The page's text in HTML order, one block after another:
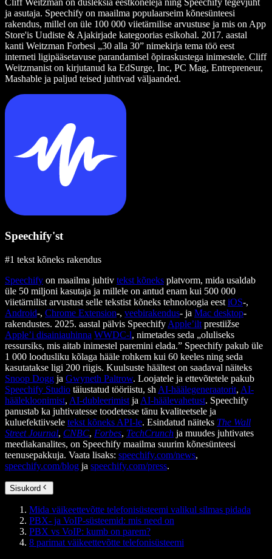
Cliff Weitzman on düsleksia eestkõneleja ning Speechify tegevjuht
ja asutaja. Speechify on maailma populaarseim kõnesünteesi
rakendus, millel on üle 100 000 viietärnilise arvustuse ja mis on App
Store'is Uudiste & Ajakirjade kategoorias esikohal. 2017. aastal
kanti Weitzman Forbesi „30 alla 30” nimekirja tema töö eest
interneti ligipääsetavuse parandamisel õpiraskustega inimestele. Cliff
Weitzmanist on kirjutanud ka EdSurge, Inc, PC Mag, Entrepreneur,
Mashable ja paljud teised juhtivad väljaanded.
Speechify'st
#1 tekst kõneks rakendus
Speechify on maailma juhtiv tekst kõneks platvorm, mida usaldab
üle 50 miljoni kasutaja ja millele on antud enam kui 500 000
viietärnilist arvustust selle tekstist kõneks tehnoloogia eest iOS-,
Android-, Chrome Extension-, veebirakendus- ja Mac desktop-
rakendustes. 2025. aastal pälvis Speechify Apple’ilt prestiižse
Apple’i disainiauhinna WWDC-l, nimetades seda „oluliseks
ressursiks, mis aitab inimestel paremini elada.” Speechify pakub üle
1 000 loodusliku kõlaga hääle rohkem kui 60 keeles ning seda
kasutatakse ligi 200 riigis. Kuulsuste häältest on saadaval näiteks
Snoop Dogg ja Gwyneth Paltrow. Loojatele ja ettevõtetele pakub
Speechify Studio täiustatud tööriistu, sh AI-häälegeneraatorit, AI-
häälekloonimist, AI-dubleerimist ja AI-häälevahetust. Speechify
panustab ka juhtivatesse toodetesse tänu kvaliteetsele ja
kuluefektiivsele tekst kõneks API-le. Esindatud näiteks The Wall
Street Journal, CNBC, Forbes, TechCrunch ja muudes juhtivates
meediakanalites, on Speechify maailma suurim kõnesünteesi
teenusepakkuja. Vaata lisaks: speechify.com/news,
speechify.com/blog ja speechify.com/press.
Sisukord
Mida väikeettevõtte telefonisüsteemi valikul silmas pidada
PBX- ja VoIP-süsteemid: mis need on
PBX vs VoIP: kumb on parem?
8 parimat väikeettevõtte telefonisüsteemi